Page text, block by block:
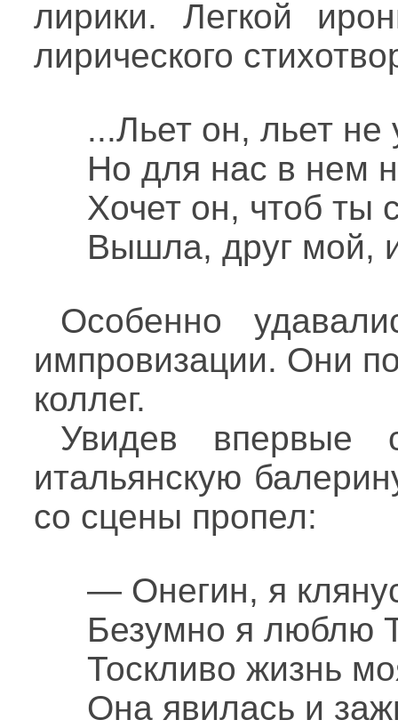
лирики. Легкой
лирического
...Льет он, льет не
Но для нас в нем
Хочет он, чтоб ты
Вышла, друг мой,
Особенно
импровизации. Они
коллег.
Увидев
итальянскую
со сцены пропел:
— Онегин, я
Безумно я люблю
Тоскливо жизнь
Она явилась и